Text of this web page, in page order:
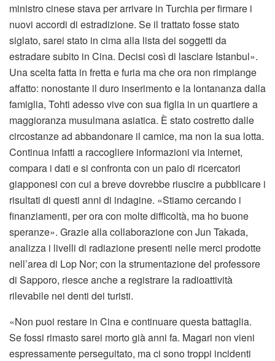
ministro cinese stava per arrivare in Turchia per firmare i
nuovi accordi di estradizione. Se il trattato fosse stato
siglato, sarei stato in cima alla lista dei soggetti da
estradare subito in Cina. Decisi così di lasciare Istanbul».
Una scelta fatta in fretta e furia ma che ora non rimpiange
affatto: nonostante il duro inserimento e la lontananza dalla
famiglia, Tohti adesso vive con sua figlia in un quartiere a
maggioranza musulmana asiatica. È stato costretto dalle
circostanze ad abbandonare il camice, ma non la sua lotta.
Continua infatti a raccogliere informazioni via internet,
compara i dati e si confronta con un paio di ricercatori
giapponesi con cui a breve dovrebbe riuscire a pubblicare i
risultati di questi anni di indagine. «Stiamo cercando i
finanziamenti, per ora con molte difficoltà, ma ho buone
speranze». Grazie alla collaborazione con Jun Takada,
analizza i livelli di radiazione presenti nelle merci prodotte
nell’area di Lop Nor; con la strumentazione del professore
di Sapporo, riesce anche a registrare la radioattività
rilevabile nei denti dei turisti.
«Non puoi restare in Cina e continuare questa battaglia.
Se fossi rimasto sarei morto già anni fa. Magari non vieni
espressamente perseguitato, ma ci sono troppi incidenti